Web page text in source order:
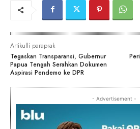
Artikulli paraprak
Tegaskan Transparansi, Gubernur
Papua Tengah Serahkan Dokumen
Aspirasi Pendemo ke DPR
- Advertisement -